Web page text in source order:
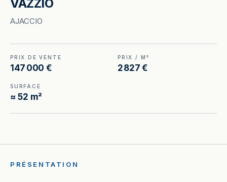
VAZZIO
AJACCIO
PRIX DE VENTE
147 000 €
PRIX / M²
2 827 €
SURFACE
≈ 52 m²
PRÉSENTATION